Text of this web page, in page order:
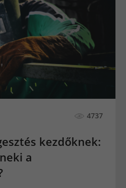
4737
kezdőknek:
a